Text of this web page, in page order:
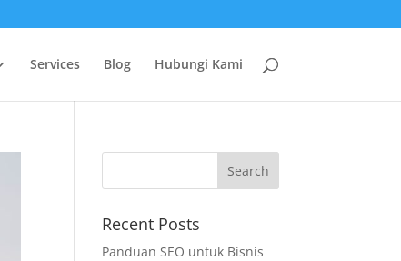
Services Blog Hubungi Kami
Recent Posts
Panduan SEO untuk Bisnis